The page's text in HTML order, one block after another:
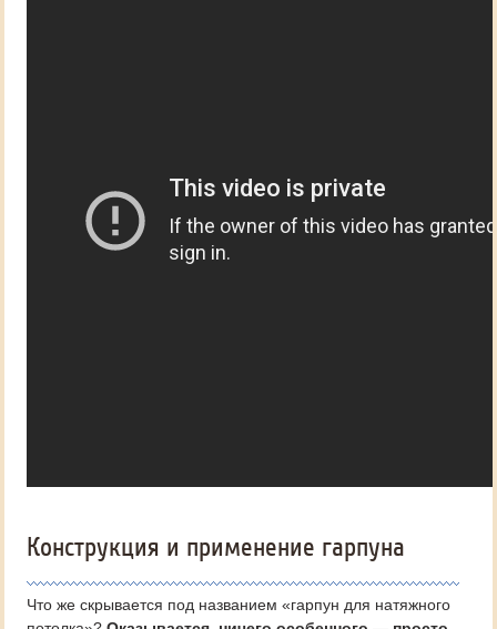
Конструкция и применение гарпуна
Что же скрывается под названием «гарпун для натяжного